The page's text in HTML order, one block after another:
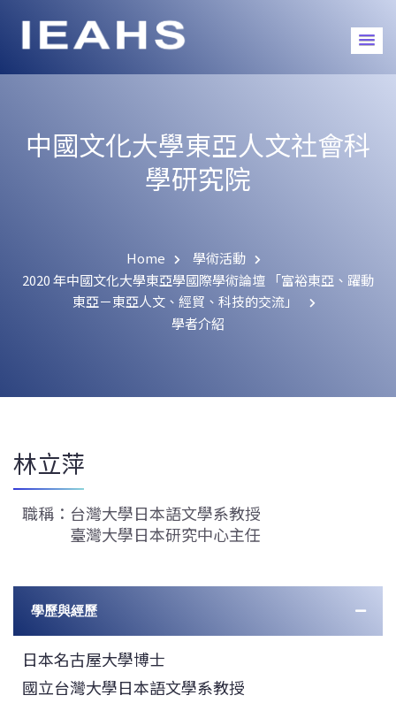
中國文化大學東亞人文社會科
學研究院
Home
學術活動
2020 年中國文化大學東亞學國際學術論壇 「富裕東亞、躍動
東亞－東亞人文、經貿、科技的交流」
學者介紹
林立萍
職稱：台灣大學日本語文學系教授
臺灣大學日本研究中心主任
學歷與經歷
日本名古屋大學博士
國立台灣大學日本語文學系教授